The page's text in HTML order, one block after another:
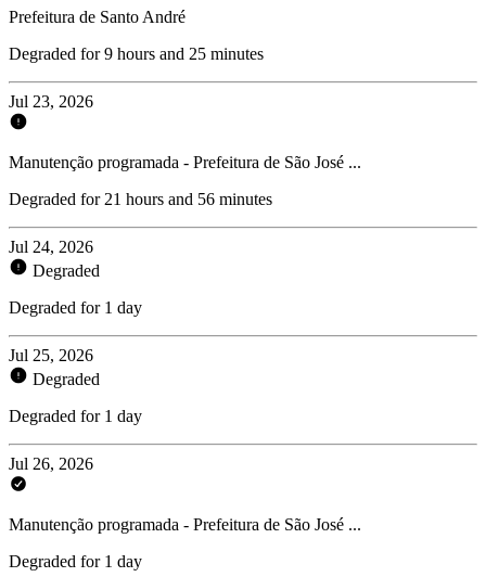
Prefeitura de Santo André
Degraded for 9 hours and 25 minutes
Jul 23, 2026
Manutenção programada - Prefeitura de São José ...
Degraded for 21 hours and 56 minutes
Jul 24, 2026
Degraded
Degraded for 1 day
Jul 25, 2026
Degraded
Degraded for 1 day
Jul 26, 2026
Manutenção programada - Prefeitura de São José ...
Degraded for 1 day